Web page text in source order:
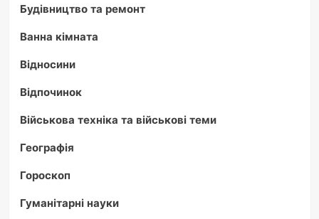
Будівництво та ремонт
Ванна кімната
Відносини
Відпочинок
Військова техніка та військові теми
Географія
Гороскоп
Гуманітарні науки